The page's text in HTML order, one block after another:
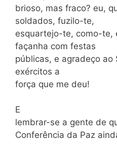
brioso, mas fraco? eu,
soldados, fuzilo-te,
esquartejo-te, como-te,
façanha com festas
públicas, e agradeço ao
exércitos a
força que me deu!
E
lembrar-se a gente de
Conferência da Paz